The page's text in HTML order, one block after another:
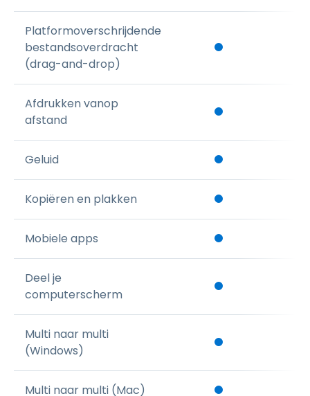
Platformoverschrijdende
bestandsoverdracht
(drag-and-drop)
Afdrukken vanop
afstand
Geluid
Kopiëren en plakken
Mobiele apps
Deel je
computerscherm
Multi naar multi
(Windows)
Multi naar multi (Mac)